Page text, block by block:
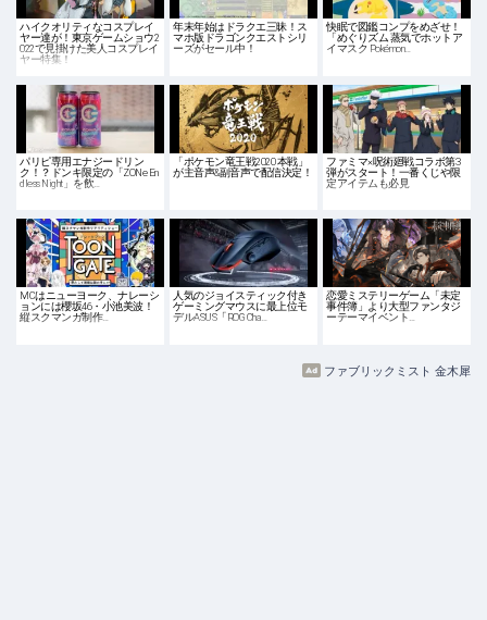
ハイクオリティなコスプレイ
ヤー達が！東京ゲームショウ2
022で見掛けた美人コスプレイ
ヤー特集！
年末年始はドラクエ三昧！ス
マホ版ドラゴンクエストシリ
ーズがセール中！
快眠で図鑑コンプをめざせ！
「めぐりズム 蒸気でホットア
イマスク Pokémon…
パリピ専用エナジードリン
ク！？ドンキ限定の「ZONe En
dless Night」を飲…
「ポケモン竜王戦2020 本戦」
が主音声&副音声で配信決定！
ファミマ×呪術廻戦コラボ第3
弾がスタート！一番くじや限
定アイテムも必見
MCはニューヨーク、ナレーシ
ョンには櫻坂46・小池美波！
縦スクマンガ制作…
人気のジョイスティック付き
ゲーミングマウスに最上位モ
デルASUS「ROG Cha…
恋愛ミステリーゲーム「未定
事件簿」より大型ファンタジ
ーテーマイベント…
ファブリックミスト 金木犀